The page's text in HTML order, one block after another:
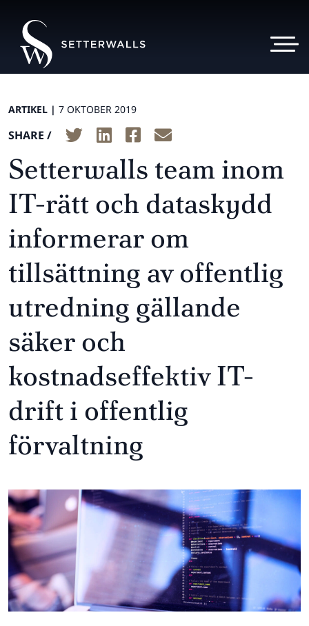
ARTIKEL | 7 OKTOBER 2019
SHARE /
Setterwalls team inom
IT-rätt och dataskydd
informerar om
tillsättning av offentlig
utredning gällande
säker och
kostnadseffektiv IT-
drift i offentlig
förvaltning